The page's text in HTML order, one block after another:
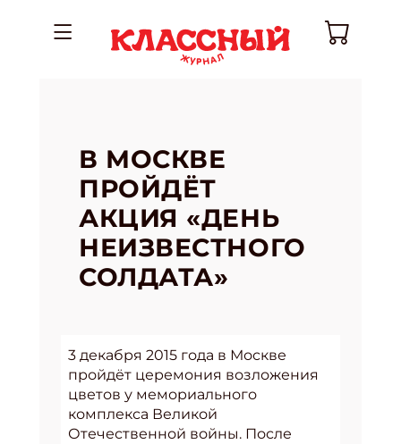
В МОСКВЕ
ПРОЙДЁТ
АКЦИЯ «ДЕНЬ
НЕИЗВЕСТНОГО
СОЛДАТА»
3 декабря 2015 года в Москве
пройдёт церемония возложения
цветов у мемориального
комплекса Великой
Отечественной войны. После